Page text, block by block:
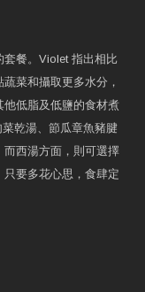
套餐。Violet 指出相比
菜和攝取更多水分，
他低脂及低鹽的食材煮
乾湯、節瓜章魚豬腱
西湯方面，則可選擇
要多花心思，食肆定